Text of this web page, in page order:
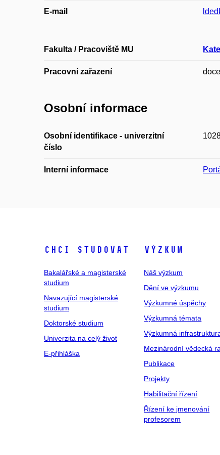
E-mail
Fakulta / Pracoviště MU
Pracovní zařazení
Osobní informace
Osobní identifikace - univerzitní
číslo
Interní informace
Chci studovat
Bakalářské a magisterské
studium
Navazující magisterské
studium
Doktorské studium
Univerzita na celý život
E-přihláška
Výzkum
Náš výzkum
Dění ve výzkumu
Výzkumné úspěchy
Výzkumná témata
Výzkumná
Mezinárodní vědecká
Publikace
Projekty
Habilitační řízení
Řízení ke jmenování
profesorem